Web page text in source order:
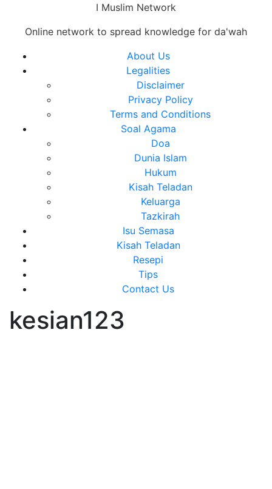
content
I Muslim Network
Online network to spread knowledge for da'wah
Close
Menu
About Us
Legalities
Disclaimer
Privacy Policy
Terms and Conditions
Soal Agama
Doa
Dunia Islam
Hukum
Kisah Teladan
Keluarga
Tazkirah
Isu Semasa
Kisah Teladan
Resepi
Tips
Contact Us
kesian123